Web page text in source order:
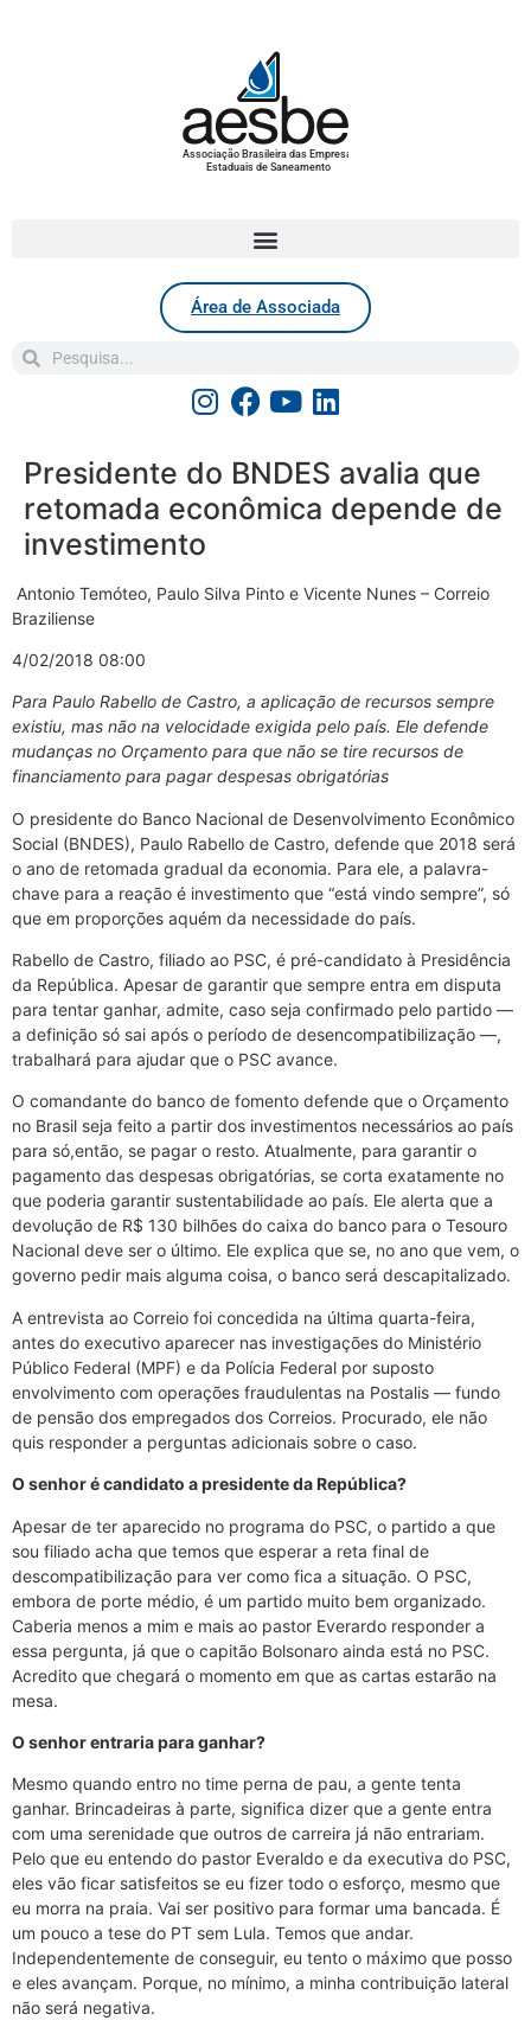
Associação Brasileira das Empresas
Estaduais de Saneamento
Área de Associada
Presidente do BNDES avalia que
retomada econômica depende de
investimento
Antonio Temóteo, Paulo Silva Pinto e Vicente Nunes – Correio
Braziliense
4/02/2018 08:00
Para Paulo Rabello de Castro, a aplicação de recursos sempre
existiu, mas não na velocidade exigida pelo país. Ele defende
mudanças no Orçamento para que não se tire recursos de
financiamento para pagar despesas obrigatórias
O presidente do Banco Nacional de Desenvolvimento Econômico
Social (BNDES), Paulo Rabello de Castro, defende que 2018 será
o ano de retomada gradual da economia. Para ele, a palavra-
chave para a reação é investimento que “está vindo sempre”, só
que em proporções aquém da necessidade do país.
Rabello de Castro, filiado ao PSC, é pré-candidato à Presidência
da República. Apesar de garantir que sempre entra em disputa
para tentar ganhar, admite, caso seja confirmado pelo partido —
a definição só sai após o período de desencompatibilização —,
trabalhará para ajudar que o PSC avance.
O comandante do banco de fomento defende que o Orçamento
no Brasil seja feito a partir dos investimentos necessários ao país
para só,então, se pagar o resto. Atualmente, para garantir o
pagamento das despesas obrigatórias, se corta exatamente no
que poderia garantir sustentabilidade ao país. Ele alerta que a
devolução de R$ 130 bilhões do caixa do banco para o Tesouro
Nacional deve ser o último. Ele explica que se, no ano que vem, o
governo pedir mais alguma coisa, o banco será descapitalizado.
A entrevista ao Correio foi concedida na última quarta-feira,
antes do executivo aparecer nas investigações do Ministério
Público Federal (MPF) e da Polícia Federal por suposto
envolvimento com operações fraudulentas na Postalis — fundo
de pensão dos empregados dos Correios. Procurado, ele não
quis responder a perguntas adicionais sobre o caso.
O senhor é candidato a presidente da República?
Apesar de ter aparecido no programa do PSC, o partido a que
sou filiado acha que temos que esperar a reta final de
descompatibilização para ver como fica a situação. O PSC,
embora de porte médio, é um partido muito bem organizado.
Caberia menos a mim e mais ao pastor Everardo responder a
essa pergunta, já que o capitão Bolsonaro ainda está no PSC.
Acredito que chegará o momento em que as cartas estarão na
mesa.
O senhor entraria para ganhar?
Mesmo quando entro no time perna de pau, a gente tenta
ganhar. Brincadeiras à parte, significa dizer que a gente entra
com uma serenidade que outros de carreira já não entrariam.
Pelo que eu entendo do pastor Everaldo e da executiva do PSC,
eles vão ficar satisfeitos se eu fizer todo o esforço, mesmo que
eu morra na praia. Vai ser positivo para formar uma bancada. É
um pouco a tese do PT sem Lula. Temos que andar.
Independentemente de conseguir, eu tento o máximo que posso
e eles avançam. Porque, no mínimo, a minha contribuição lateral
não será negativa.